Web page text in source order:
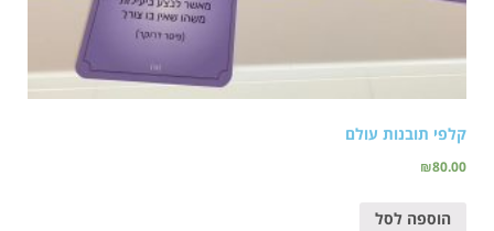
קלפי תובנות עולם
₪80.00
הוספה לסל